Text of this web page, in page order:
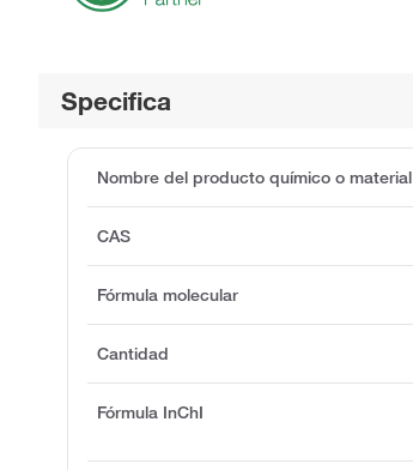
Specifica
Nombre del producto químico o material
CAS
Fórmula molecular
Cantidad
Fórmula InChI